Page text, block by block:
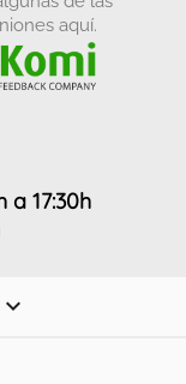
aquí.
a 17:30h
